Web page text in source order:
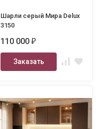
Шарли серый Мира Delux
3150
110 000₽
Заказать